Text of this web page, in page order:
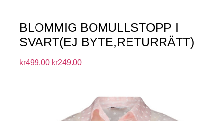
BLOMMIG BOMULLSTOPP I
SVART(EJ BYTE,RETURRÄTT)
kr499.00 kr249.00